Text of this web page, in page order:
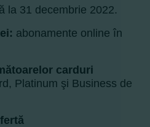
la 31 decembrie 2022.
abonamente online în
carduri
Platinum şi Business de